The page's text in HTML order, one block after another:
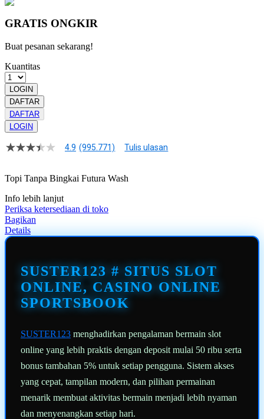
GRATIS ONGKIR
Buat pesanan sekarang!
Kuantitas
LOGIN
DAFTAR
DAFTAR
LOGIN
4.9
bintang,
rating
rata-
rata.
Read
13
Reviews.
halaman
yang
sama.
4.9 (995.771) Tulis ulasan
Topi Tanpa Bingkai Futura Wash
Info lebih lanjut
Periksa ketersediaan di toko
Bagikan
Details
SUSTER123 # SITUS SLOT
ONLINE, CASINO ONLINE
SPORTSBOOK
SUSTER123 menghadirkan pengalaman bermain slot
online yang lebih praktis dengan deposit mulai 50 ribu serta
bonus tambahan 5% untuk setiap pengguna. Sistem akses
yang cepat, tampilan modern, dan pilihan permainan
menarik membuat aktivitas bermain menjadi lebih nyaman
dan menyenangkan setiap hari.